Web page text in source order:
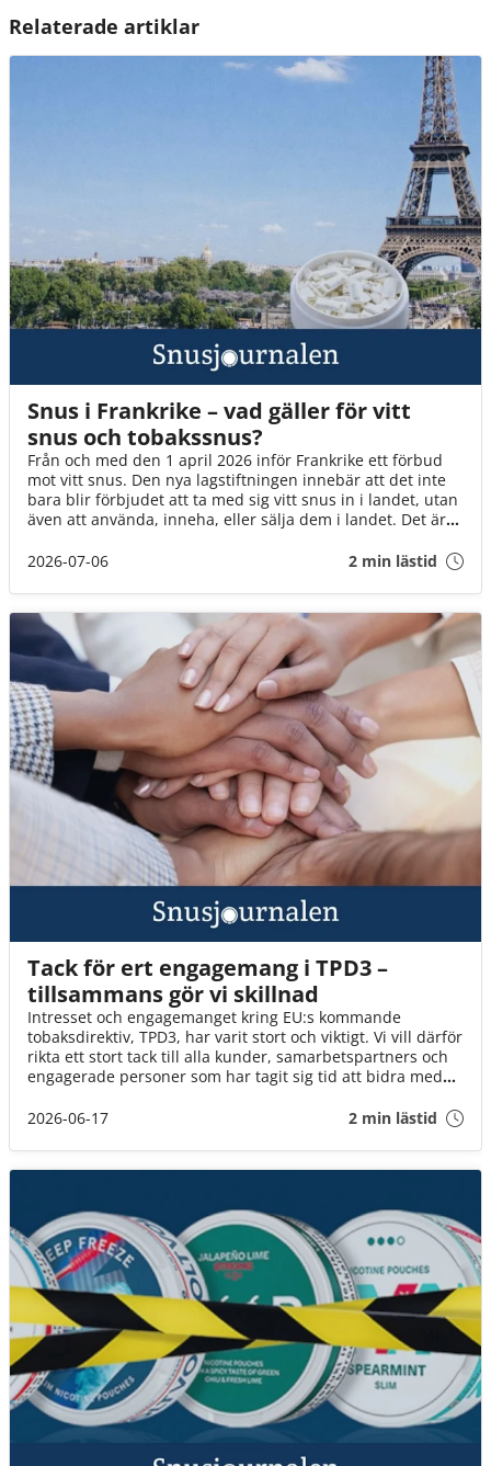
Relaterade artiklar
Snus i Frankrike – vad gäller för vitt
snus och tobakssnus?
Från och med den 1 april 2026 inför Frankrike ett förbud
mot vitt snus. Den nya lagstiftningen innebär att det inte
bara blir förbjudet att ta med sig vitt snus in i landet, utan
även att använda, inneha, eller sälja dem i landet. Det är
(för eget bruk och i rimlig mängd).
2026-07-06 2 min lästid
Tack för ert engagemang i TPD3 –
tillsammans gör vi skillnad
Intresset och engagemanget kring EU:s kommande
tobaksdirektiv, TPD3, har varit stort och viktigt. Vi vill därför
rikta ett stort tack till alla kunder, samarbetspartners och
engagerade personer som har tagit sig tid att bidra med
2026-06-17
2 min lästid